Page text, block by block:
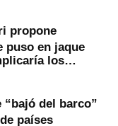
propone
puso en jaque
los
“bajó del barco”
países